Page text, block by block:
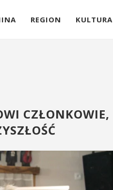
REGION KULTURA
CZŁONKOWIE,